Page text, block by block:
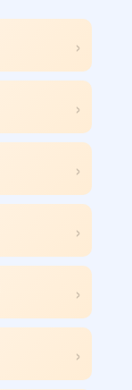
›
›
›
›
›
›